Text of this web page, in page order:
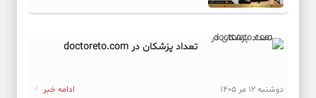
تعداد پزشکان در doctoreto.com
دوشنبه 12 مر 1405 ادامه خبر